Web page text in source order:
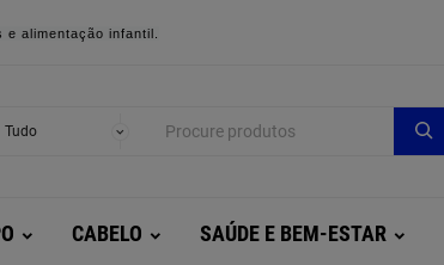
alimentação infantil.
CABELO SAÚDE E BEM-ESTAR